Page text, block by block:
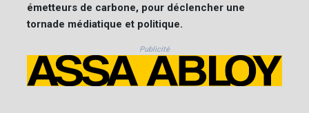
émetteurs de carbone, pour déclencher une
tornade médiatique et politique.
Publicité